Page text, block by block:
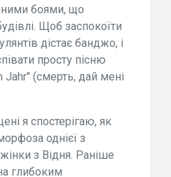
боями, що
Щоб заспокоїти
дістає банджо, і
просту пісню
Jahr" (смерть, дай мені
я спостерігаю, як
однієї з
з Відня. Раніше
глибоким